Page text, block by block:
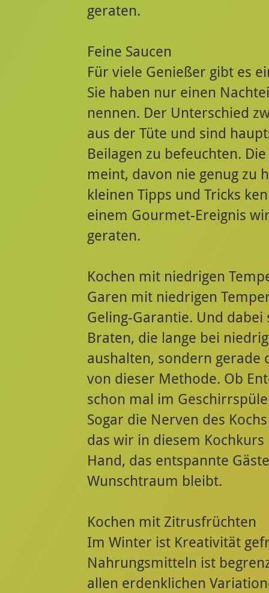
geraten.
Feine Saucen
Für viele Genießer gibt es
Sie haben nur einen
nennen. Der Unterschied
aus der Tüte und sind
Beilagen zu befeuchten.
meint, davon nie genug zu
kleinen Tipps und Tricks
einem Gourmet-Ereignis
geraten.
Kochen mit niedrigen
Garen mit niedrigen
Geling-Garantie. Und
Braten, die lange bei
aushalten, sondern gerade
von dieser Methode. Ob
schon mal im
Sogar die Nerven des
das wir in diesem
Hand, das entspannte
Wunschtraum bleibt.
Kochen mit Zitrusfrüchten
Im Winter ist Kreativität
Nahrungsmitteln ist
allen erdenklichen